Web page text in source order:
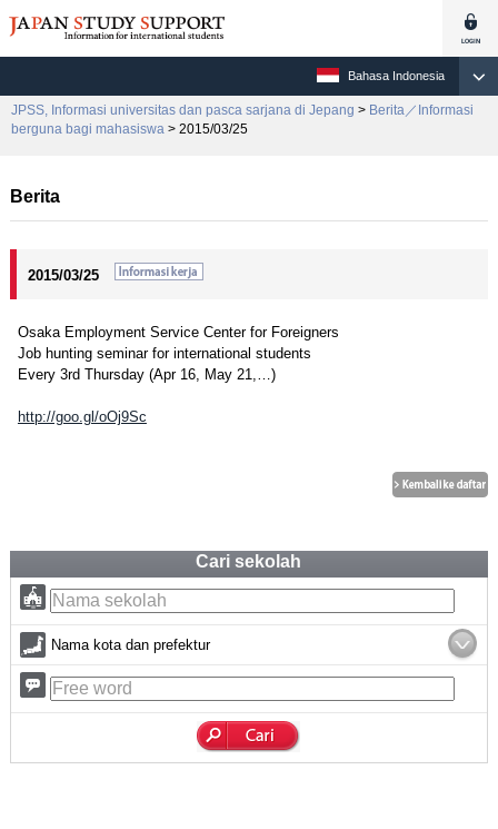
Bahasa Indonesia
JPSS, Informasi universitas dan pasca sarjana di Jepang > Berita／Informasi
berguna bagi mahasiswa > 2015/03/25
Berita
2015/03/25
Osaka Employment Service Center for Foreigners
Job hunting seminar for international students
Every 3rd Thursday (Apr 16, May 21,…)
http://goo.gl/oOj9Sc
Cari sekolah
Nama kota dan prefektur